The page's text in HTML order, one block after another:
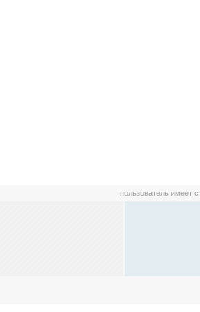
пользователь имеет